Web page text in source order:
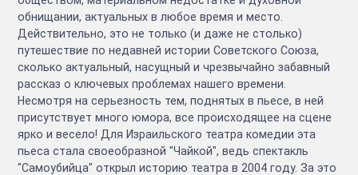
обнищании, актуальных в любое время и место.
Действительно, это не только (и даже не столько)
путешествие по недавней истории Советского Союза,
сколько актуальный, насущный и чрезвычайно забавный
рассказ о ключевых проблемах нашего времени.
Несмотря на серьезность тем, поднятых в пьесе, в ней
присутствует много юмора, все происходящее на сцене
ярко и весело! Для Израильского театра комедии эта
пьеса стала своеобразной "Чайкой", ведь спектакль
"Самоубийца" открыл историю театра в 2004 году. За это